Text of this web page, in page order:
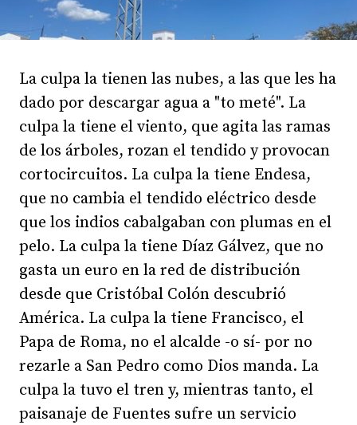
La culpa la tienen las nubes, a las que les ha
dado por descargar agua a "to meté". La
culpa la tiene el viento, que agita las ramas
de los árboles, rozan el tendido y provocan
cortocircuitos. La culpa la tiene Endesa,
que no cambia el tendido eléctrico desde
que los indios cabalgaban con plumas en el
pelo. La culpa la tiene Díaz Gálvez, que no
gasta un euro en la red de distribución
desde que Cristóbal Colón descubrió
América. La culpa la tiene Francisco, el
Papa de Roma, no el alcalde -o sí- por no
rezarle a San Pedro como Dios manda. La
culpa la tuvo el tren y, mientras tanto, el
paisanaje de Fuentes sufre un servicio